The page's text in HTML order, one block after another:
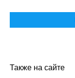
Также на сайте